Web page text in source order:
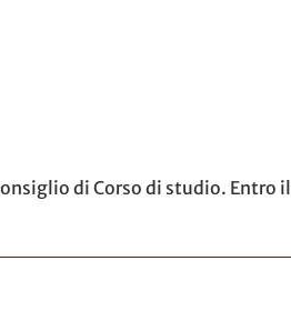
di Corso di studio.